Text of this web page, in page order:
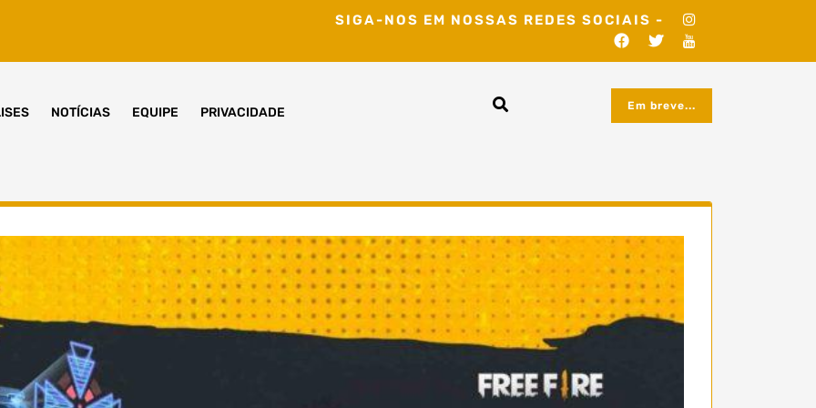
SIGA-NOS EM NOSSAS REDES SOCIAIS -
NOTÍCIAS EQUIPE PRIVACIDADE Em breve...